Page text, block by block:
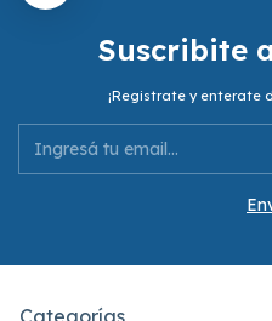
Suscribite
¡Registrate y enterate
Categorías